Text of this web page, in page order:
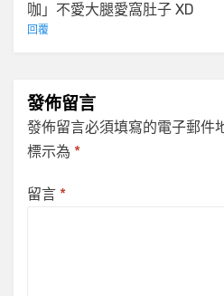
咖」不愛大腿愛窩肚子 XD
回覆
發佈留言
發佈留言必須填寫的電子郵件
標示為 *
留言 *